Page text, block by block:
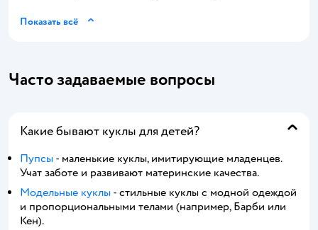
Показать всё
Часто задаваемые вопросы
Какие бывают куклы для детей?
Пупсы - маленькие куклы, имитирующие младенцев.
Учат заботе и развивают материнские качества.
Модельные куклы - стильные куклы с модной одеждой
и пропорциональными телами (например, Барби или
Кен).